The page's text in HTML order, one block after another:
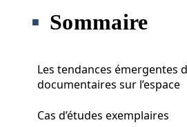
Sommaire
Les tendances émergentes
documentaires sur l’espace
Cas d’études exemplaires